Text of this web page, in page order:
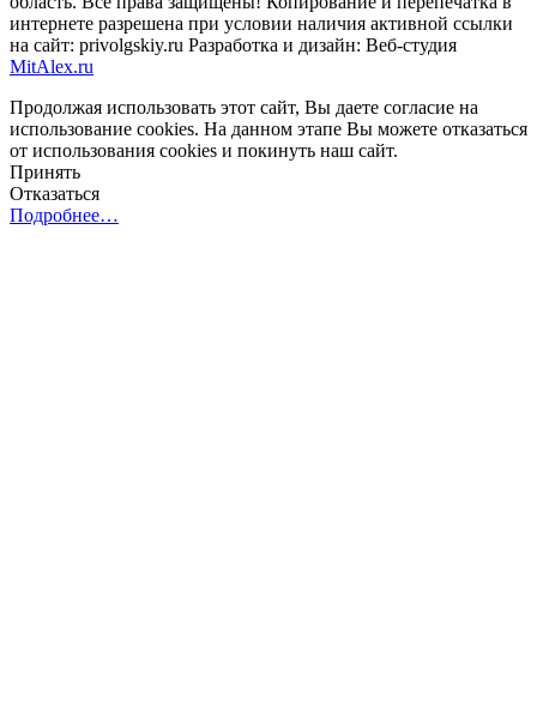
интернете разрешена при условии наличия активной ссылки
на сайт: privolgskiy.ru Разработка и дизайн: Веб-студия
MitAlex.ru
Продолжая использовать этот сайт, Вы даете согласие на
использование cookies. На данном этапе Вы можете отказаться
от использования cookies и покинуть наш сайт.
Принять
Отказаться
Подробнее…